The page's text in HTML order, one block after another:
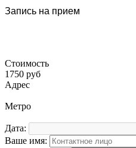
Запись на прием
Стоимость
1750 руб
Адрес
Метро
Дата:
Ваше имя: